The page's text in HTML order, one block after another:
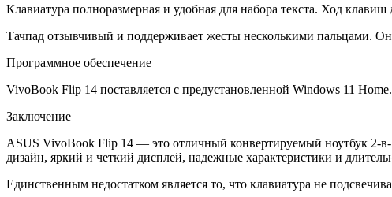
Клавиатура полноразмерная и удобная для набора текста. Ход
Тачпад отзывчивый и поддерживает жесты несколькими пальцами.
Программное обеспечение
VivoBook Flip 14 поставляется с предустановленной Windows 11
Заключение
ASUS VivoBook Flip 14 — это отличный конвертируемый ноутбук 2-в-
дизайн, яркий и четкий дисплей, надежные характеристики и
Единственным недостатком является то, что клавиатура не